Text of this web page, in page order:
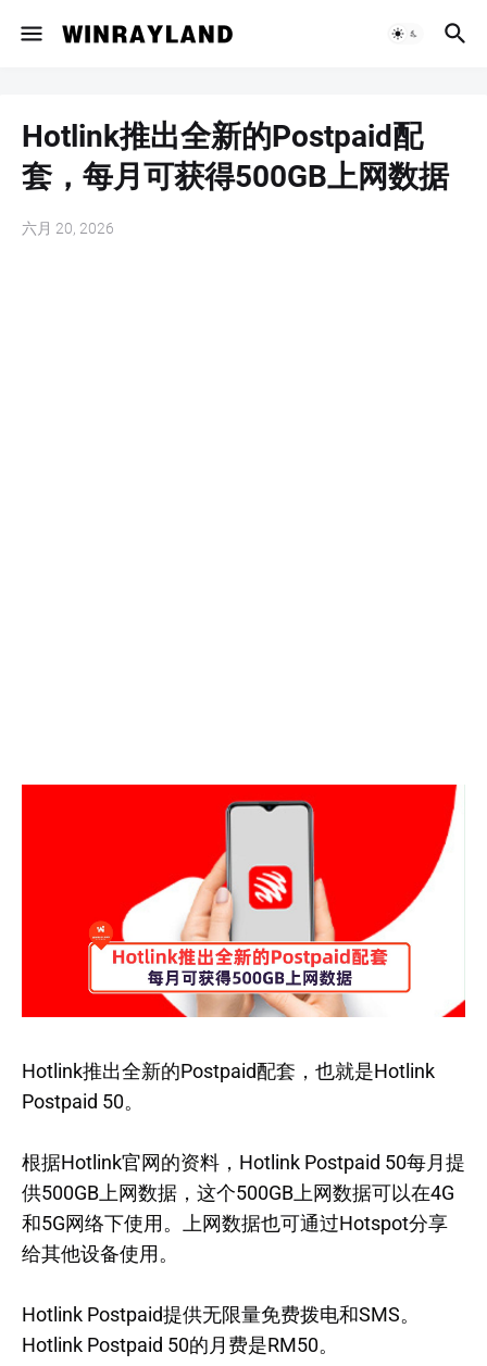
Hotlink推出全新的Postpaid配
套，每月可获得500GB上网数据
六月 20, 2026
Hotlink推出全新的Postpaid配套，也就是Hotlink
Postpaid 50。
根据Hotlink官网的资料，Hotlink Postpaid 50每月提
供500GB上网数据，这个500GB上网数据可以在4G
和5G网络下使用。上网数据也可通过Hotspot分享
给其他设备使用。
Hotlink Postpaid提供无限量免费拨电和SMS。
Hotlink Postpaid 50的月费是RM50。